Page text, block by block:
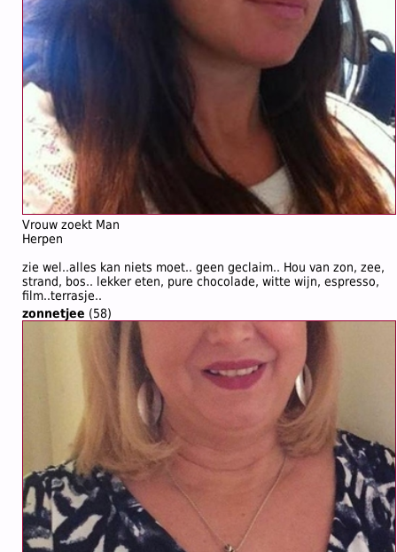
Vrouw zoekt Man
Herpen
zie wel..alles kan niets moet.. geen geclaim.. Hou van zon, zee,
strand, bos.. lekker eten, pure chocolade, witte wijn, espresso,
film..terrasje..
zonnetjee (58)